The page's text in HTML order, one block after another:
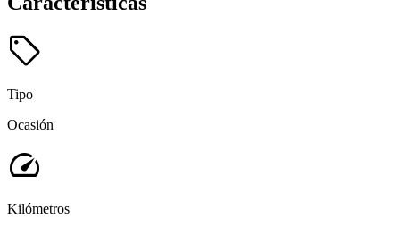
sell
Tipo
Ocasión
speed
Kilómetros